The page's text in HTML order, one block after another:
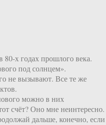
х годах прошлого века.
под солнцем».
не вызывают. Все те же
можно в них
счёт? Оно мне неинтересно.
дальше, конечно, если